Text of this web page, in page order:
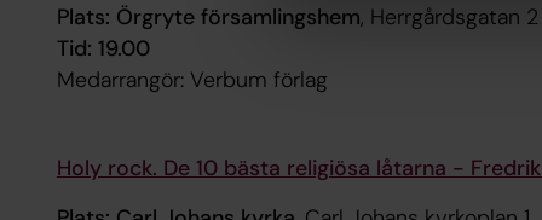
Plats: Örgryte församlingshem, Herrgårdsgatan 2
Tid: 19.00
Medarrangör: Verbum förlag
Holy rock. De 10 bästa religiösa låtarna -